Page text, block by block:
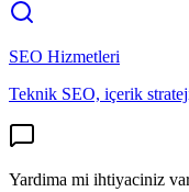
SEO Hizmetleri
Teknik SEO, içerik
Yardima mi ihtiyaciniz